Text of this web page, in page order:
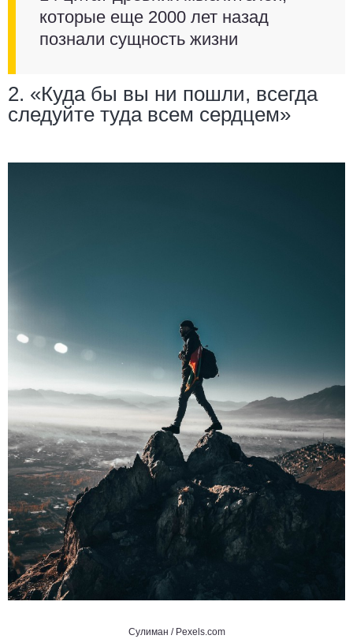
которые еще 2000 лет назад
познали сущность жизни
2. «Куда бы вы ни пошли, всегда
следуйте туда всем сердцем»
Сулиман / Pexels.com